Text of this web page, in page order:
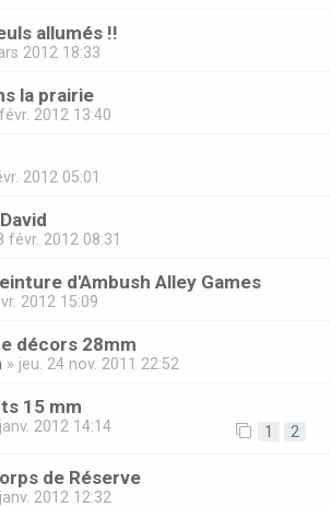
allumés !!
2012 18:33
la prairie
2012 13:40
2012 05:01
févr. 2012 08:31
d'Ambush Alley Games
2012 15:09
décors 28mm
» jeu. 24 nov. 2011 22:52
15 mm
2012 14:14 1 2
de Réserve
2012 12:32